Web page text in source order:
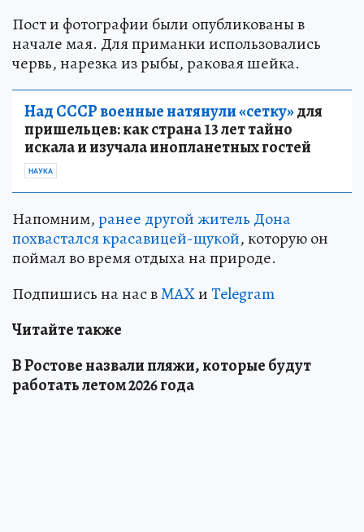
Пост и фотографии были опубликованы в
начале мая. Для приманки использовались
червь, нарезка из рыбы, раковая шейка.
Над СССР военные натянули «сетку»для
пришельцев: как страна 13 лет тайно
искала и изучала инопланетных гостей
НАУКА
Напомним,ранее другой житель Дона
похвастался красавицей-щукой, которую он
поймал во время отдыха на природе.
Подпишись на нас вMAXиTelegram
Читайте также
В Ростове назвали пляжи, которые будут
работать летом 2026 года